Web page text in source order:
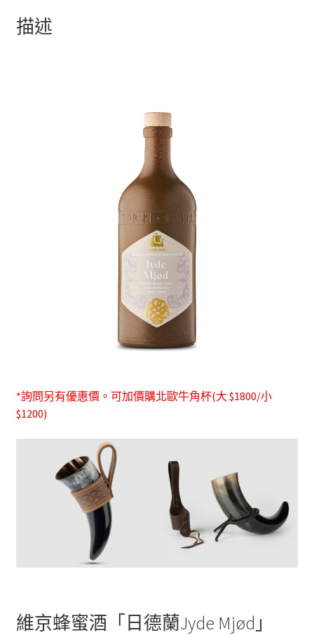
描述
*詢問另有優惠價。可加價購北歐牛角杯(大 $1800/小
$1200)
維京蜂蜜酒「日德蘭Jyde Mjød」